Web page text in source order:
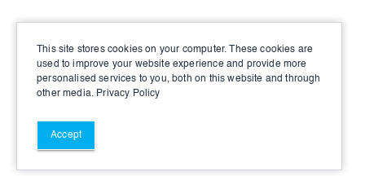
This site stores cookies on your computer. These cookies are
used to improve your website experience and provide more
personalised services to you, both on this website and through
other media. Privacy Policy
Accept